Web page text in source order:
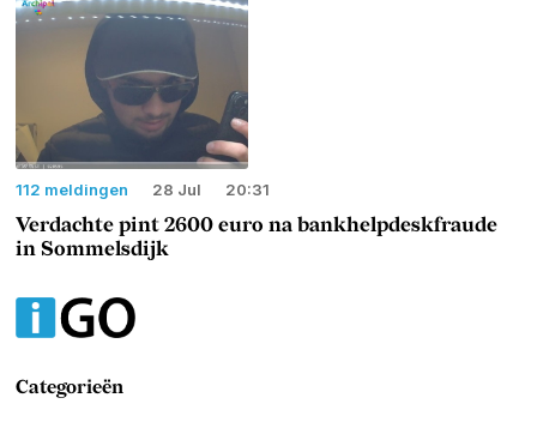
112 meldingen 28 Jul 20:31
Verdachte pint 2600 euro na bankhelpdeskfraude
in Sommelsdijk
Categorieën